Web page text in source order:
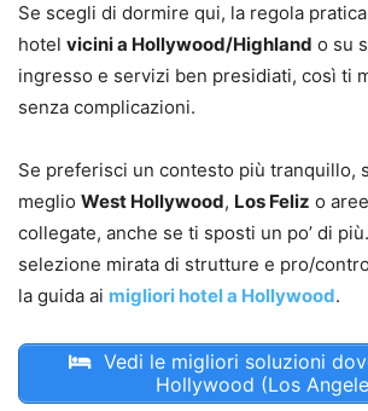
Se scegli di dormire qui, la regola
hotel vicini a Hollywood/Highland o su
ingresso e servizi ben presidiati, così ti
senza complicazioni.
Se preferisci un contesto più tranquillo,
meglio West Hollywood, Los Feliz o
collegate, anche se ti sposti un po’ di
selezione mirata di strutture e pro/
la guida ai migliori hotel a Hollywood.
Vedi le migliori soluzioni
Hollywood (Los